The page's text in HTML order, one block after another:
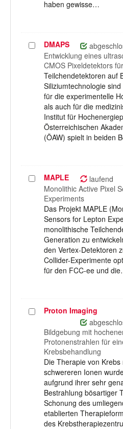
haben gewisse…
Projekt
auswählen
DMAPS
Entwicklung eines
CMOS Pixeldetektors
Teilchendetektoren auf
Siliziumtechnologie
für die experimentelle
als auch für die
Institut für
Österreichischen
(ÖAW) spielt in beiden
Projekt
auswählen
MAPLE laufend
Monolithic Active Pixel
Experiments
Das Projekt MAPLE
Sensors for Lepton
monolithische
Generation zu
den Vertex-Detektoren
Collider-Experimente
für den FCC-ee und
ProjektProton Imaging
Bildgebung mit
Protonenstrahlen für
Krebsbehandlung
Die Therapie von
schwereren Ionen
aufgrund ihrer sehr
Bestrahlung bösartiger
Schonung des
etablierten
des